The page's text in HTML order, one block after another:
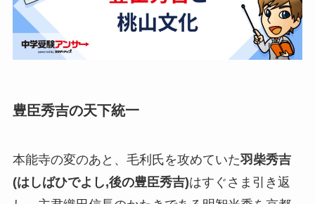
豊臣秀吉の天下統一
本能寺の変のあと、毛利氏を攻めていた羽柴秀吉
(はしばひでよし,後の豊臣秀吉)はすぐさま引き返